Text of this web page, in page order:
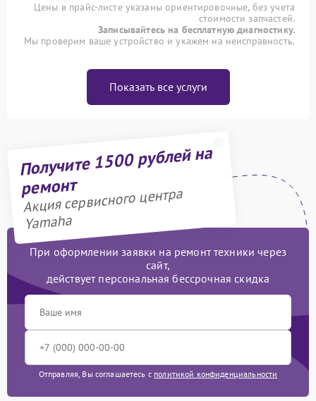
Цены в прайс-листе указаны ориентировочные, без учета
стоимости запчастей.
Записывайтесь на бесплатную диагностику.
Мы проверим ваше устройство и укажем на неисправность.
Показать все услуги
Получите 1500 рублей на
ремонт
Акция сервисного центра
Yamaha
При оформлении заявки на ремонт техники через
сайт,
действует персональная бессрочная скидка
Отправляя, Вы соглашаетесь с политикой конфиденциальности